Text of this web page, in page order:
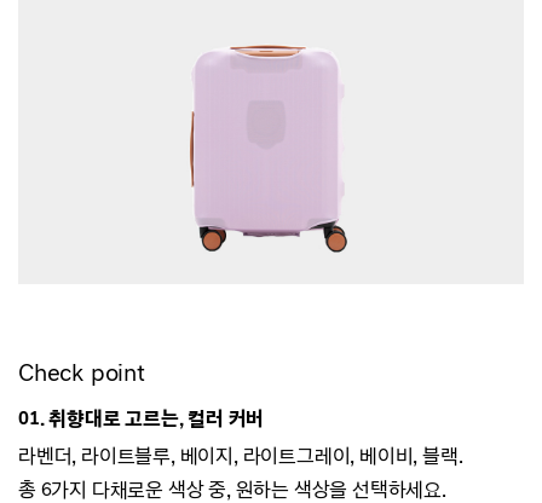
Check point
01. 취향대로 고르는, 컬러 커버
라벤더, 라이트블루, 베이지, 라이트그레이, 베이비, 블랙.
총 6가지 다채로운 색상 중, 원하는 색상을 선택하세요.